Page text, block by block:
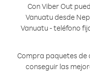
Con Viber Out
Vanuatu desde
Vanuatu - teléfono
Compra paquetes de
conseguir las